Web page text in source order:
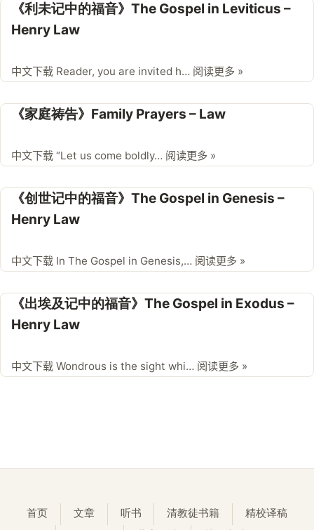
《利未记中的福音》The Gospel in Leviticus –
Henry Law
中文下载 Reader, you are invited h… 阅读更多 »
《家庭祷告》Family Prayers – Law
中文下载 “Let us come boldly… 阅读更多 »
《创世记中的福音》The Gospel in Genesis –
Henry Law
中文下载 In The Gospel in Genesis,… 阅读更多 »
《出埃及记中的福音》The Gospel in Exodus –
Henry Law
中文下载 Wondrous is the sight whi… 阅读更多 »
首页 文章 听书 清教徒书籍
精校译稿